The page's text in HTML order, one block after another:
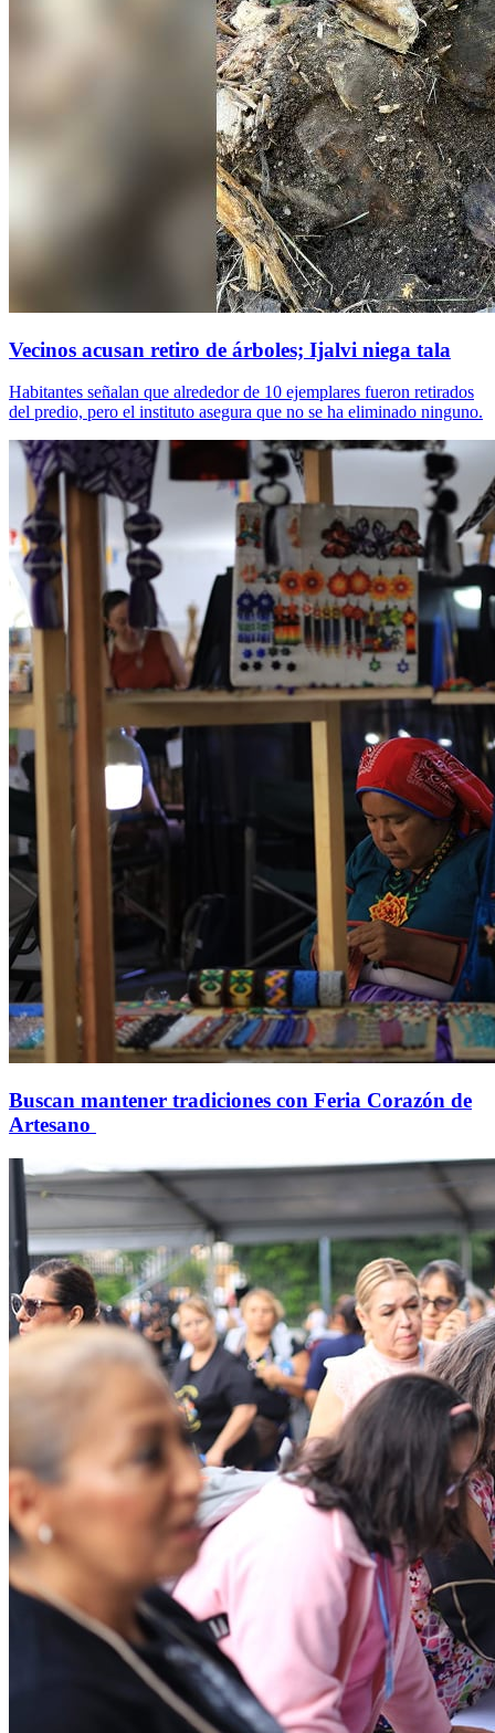
Vecinos acusan retiro de árboles; Ijalvi niega tala
Habitantes señalan que alrededor de 10 ejemplares fueron retirados
del predio, pero el instituto asegura que no se ha eliminado ninguno.
Buscan mantener tradiciones con Feria Corazón de
Artesano